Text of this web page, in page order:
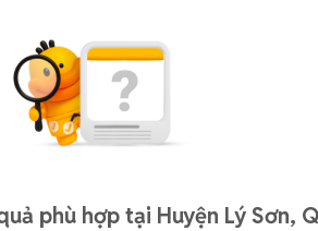
phù hợp tại Huyện Lý Sơn,